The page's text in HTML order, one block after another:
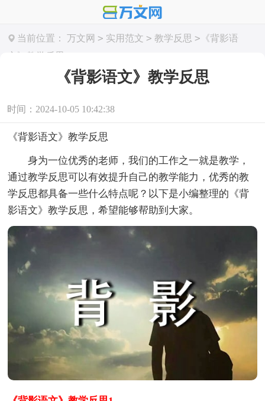
当前位置： 万文网 > 实用范文 > 教学反思 > 《背影语
文》教学反思
《背影语文》教学反思
时间：2024-10-05 10:42:38
《背影语文》教学反思
身为一位优秀的老师，我们的工作之一就是教学，
通过教学反思可以有效提升自己的教学能力，优秀的教
学反思都具备一些什么特点呢？以下是小编整理的《背
影语文》教学反思，希望能够帮助到大家。